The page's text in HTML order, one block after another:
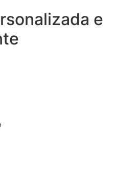
e